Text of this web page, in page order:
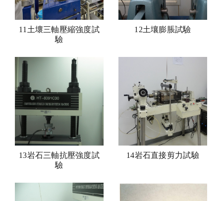
11土壞三軸壓縮強度試
驗
12土壤膨脹試驗
13岩石三軸抗壓強度試
驗
14岩石直接剪力試驗